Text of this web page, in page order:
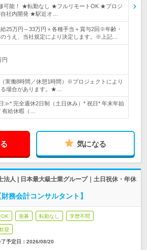
可能！ ★転勤なし ★フルリモートOK ★プロジ
自社内開発 ★駅近オ…
給25万円～33万円＋各種手当＋賞与2回※年齢・
うえ、当社規定により決定します。※上記…
円
実働8時間／休憩1時間）※プロジェクトにより
場合があります。★…
≫* 完全週休2日制（土日休み）* 祝日* 年末年始
有給休暇（…
気になる
法人 | 日本最大級士業グループ｜土日祝休・年休
務会計コンサルタント】
OK 急募 転勤なし 学歴不問
迎
予定日： 2026/08/20